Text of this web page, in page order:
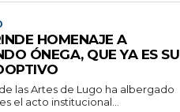
HOMENAJE A
ÓNEGA, QUE YA ES SU
las Artes de Lugo ha albergado
el acto institucional...